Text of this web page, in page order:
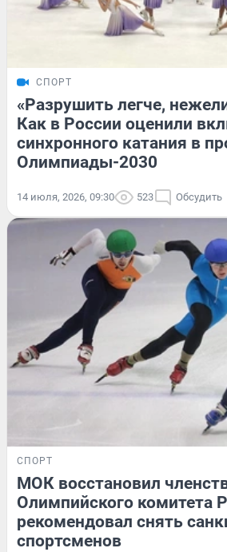
СПОРТ
«Разрушить легче,
Как в России оценили
синхронного катания в
Олимпиады-2030
14 июля, 2026, 09:30 523 Обсудить
СПОРТ
МОК восстановил
Олимпийского комитета
рекомендовал снять
спортсменов